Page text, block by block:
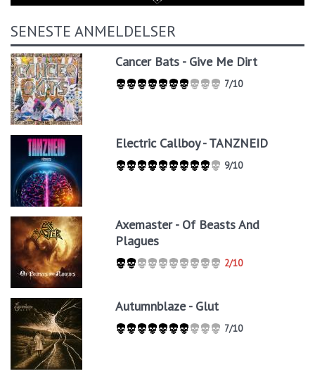
SENESTE ANMELDELSER
Cancer Bats - Give Me Dirt
7/10
Electric Callboy - TANZNEID
9/10
Axemaster - Of Beasts And
Plagues
2/10
Autumnblaze - Glut
7/10